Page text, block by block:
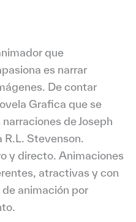
que
es narrar
De contar
Grafica que se
de Joseph
R.L. Stevenson.
y directo. Animaciones
atractivas y con
animación por